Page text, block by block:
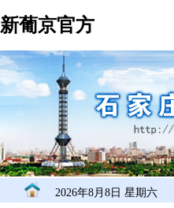
新葡京官方
2026年8月8日 星期六